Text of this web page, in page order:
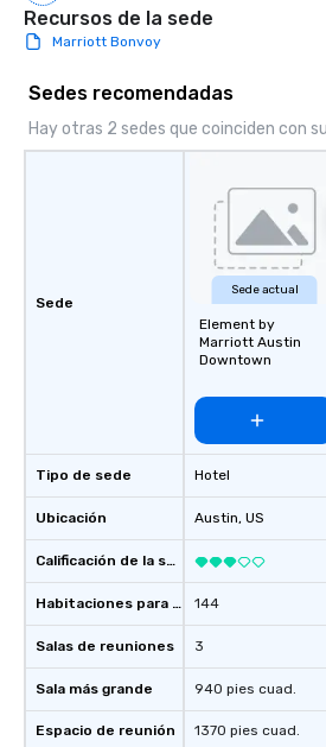
Recursos de la sede
Marriott Bonvoy
Sedes recomendadas
Hay otras 2 sedes que coinciden con
Sede
Tipo de sede
Ubicación
Calificación de la sede
Habitaciones para huéspedes
Salas de reuniones
Sala más grande
Espacio de reunión
Sede actual
Element by
Marriott Austin
Downtown
Hotel
Austin, US
144
3
940 pies cuad.
1370 pies cuad.